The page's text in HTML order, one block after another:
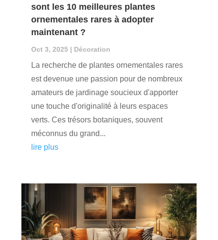
sont les 10 meilleures plantes
ornementales rares à adopter
maintenant ?
Oct 3, 2025| Décoration
La recherche de plantes ornementales rares
est devenue une passion pour de nombreux
amateurs de jardinage soucieux d'apporter
une touche d'originalité à leurs espaces
verts. Ces trésors botaniques, souvent
méconnus du grand...
lire plus